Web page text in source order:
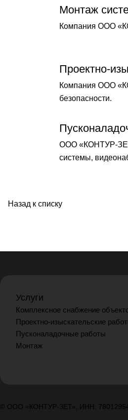
Монтаж
Компания ООО
Проектно-
Компания ООО
безопасности.
ООО «КОНТУР-
системы,
Назад к списку
Услуги
Комплексное снабжение
Проектно-изыскательские
Пусконаладочные работы
Монтаж
© ООО «КОНТУР-ЗЕТ», ИНН: